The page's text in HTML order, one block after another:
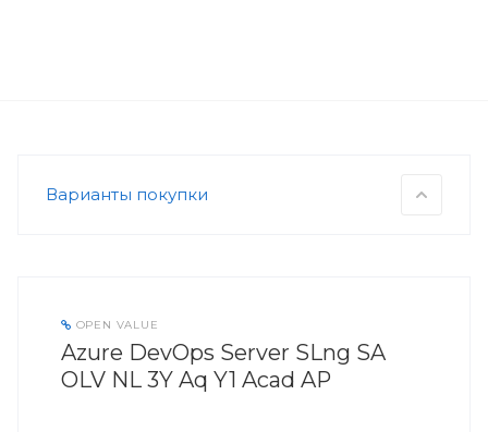
Варианты покупки
OPEN VALUE
Azure DevOps Server SLng SA
OLV NL 3Y Aq Y1 Acad AP